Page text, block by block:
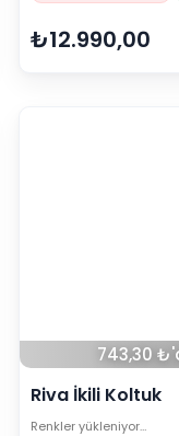
₺12.990,00
743,30
Riva İkili Koltuk
Renkler yükleniyor…